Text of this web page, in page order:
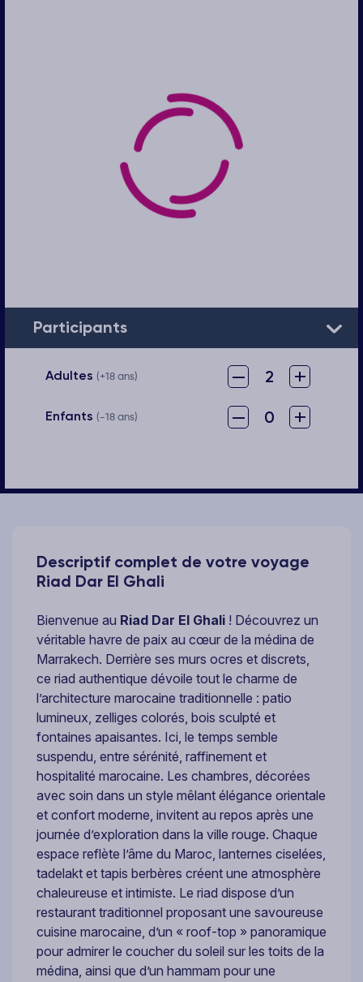
Participants
Adultes (+18 ans) – 2 +
Enfants (-18 ans) – 0 +
Descriptif complet de votre voyage
Riad Dar El Ghali
Bienvenue au Riad Dar El Ghali ! Découvrez un
véritable havre de paix au cœur de la médina de
Marrakech. Derrière ses murs ocres et discrets,
ce riad authentique dévoile tout le charme de
l’architecture marocaine traditionnelle : patio
lumineux, zelliges colorés, bois sculpté et
fontaines apaisantes. Ici, le temps semble
suspendu, entre sérénité, raffinement et
hospitalité marocaine. Les chambres, décorées
avec soin dans un style mêlant élégance orientale
et confort moderne, invitent au repos après une
journée d’exploration dans la ville rouge. Chaque
espace reflète l’âme du Maroc, lanternes ciselées,
tadelakt et tapis berbères créent une atmosphère
chaleureuse et intimiste. Le riad dispose d’un
restaurant traditionnel proposant une savoureuse
cuisine marocaine, d’un « roof-top » panoramique
pour admirer le coucher du soleil sur les toits de la
médina, ainsi que d’un hammam pour une